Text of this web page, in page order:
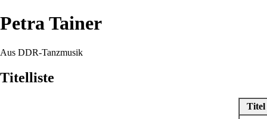
Petra Tainer
Aus DDR-Tanzmusik
Titelliste
Titel